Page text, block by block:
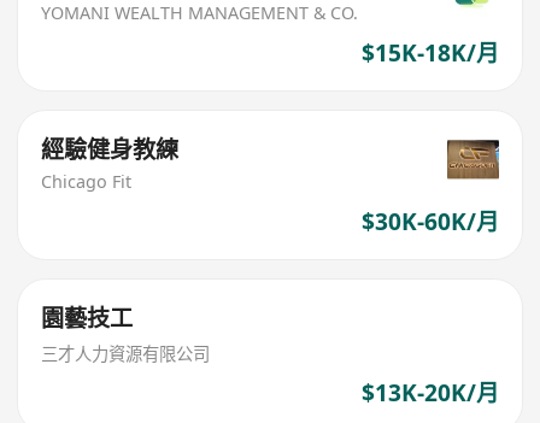
YOMANI WEALTH MANAGEMENT & CO.
$15K-18K/月
經驗健身教練
Chicago Fit
$30K-60K/月
園藝技工
三才人力資源有限公司
$13K-20K/月